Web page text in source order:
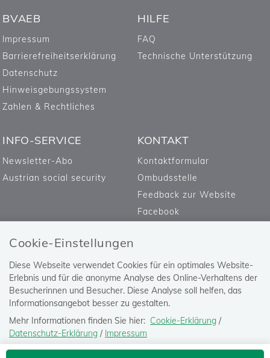
Cookie-Einstellungen
Diese Webseite verwendet Cookies für ein optimales Website-
Erlebnis und für die anonyme Analyse des Online-Verhaltens der
Besucherinnen und Besucher. Diese Analyse soll helfen, das
Informationsangebot besser zu gestalten.
Mehr Informationen finden Sie hier: Cookie-Erklärung /
Datenschutz-Erklärung / Impressum
Die Einstellung können Sie jederzeit auf der Seite "Datenschutz-
BVAEB
Impressum
Barrierefreiheitserklärung
Datenschutz
Hinweisgebungssystem
Zahlen & Rechtliches
HILFE
FAQ
Technische Unterstützung
INFO-SERVICE
Newsletter-Abo
Austrian social security
KONTAKT
Kontaktformular
Ombudsstelle
Feedback zur Website
Facebook